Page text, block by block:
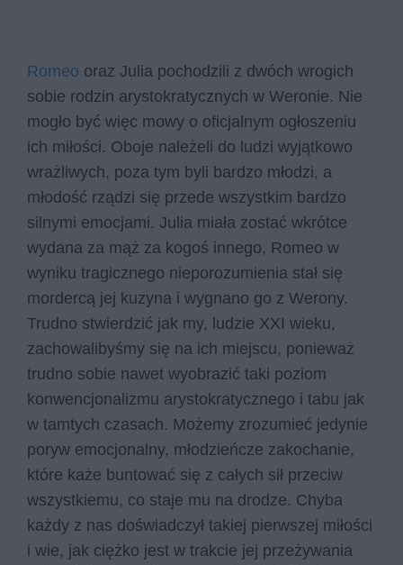
Romeo oraz Julia pochodzili z dwóch wrogich
sobie rodzin arystokratycznych w Weronie. Nie
mogło być więc mowy o oficjalnym ogłoszeniu
ich miłości. Oboje należeli do ludzi wyjątkowo
wrażliwych, poza tym byli bardzo młodzi, a
młodość rządzi się przede wszystkim bardzo
silnymi emocjami. Julia miała zostać wkrótce
wydana za mąż za kogoś innego, Romeo w
wyniku tragicznego nieporozumienia stał się
mordercą jej kuzyna i wygnano go z Werony.
Trudno stwierdzić jak my, ludzie XXI wieku,
zachowalibyśmy się na ich miejscu, ponieważ
trudno sobie nawet wyobrazić taki poziom
konwencjonalizmu arystokratycznego i tabu jak
w tamtych czasach. Możemy zrozumieć jedynie
poryw emocjonalny, młodzieńcze zakochanie,
które każe buntować się z całych sił przeciw
wszystkiemu, co staje mu na drodze. Chyba
każdy z nas doświadczył takiej pierwszej miłości
i wie, jak ciężko jest w trakcie jej przeżywania